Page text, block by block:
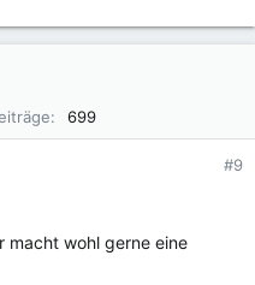
699
#9
macht wohl gerne eine